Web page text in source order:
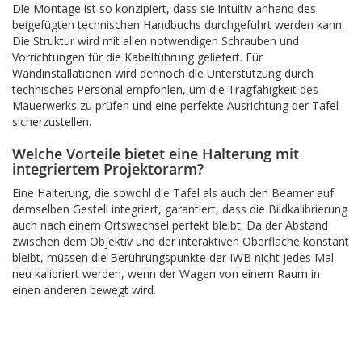
Die Montage ist so konzipiert, dass sie intuitiv anhand des
beigefügten technischen Handbuchs durchgeführt werden kann.
Die Struktur wird mit allen notwendigen Schrauben und
Vorrichtungen für die Kabelführung geliefert. Für
Wandinstallationen wird dennoch die Unterstützung durch
technisches Personal empfohlen, um die Tragfähigkeit des
Mauerwerks zu prüfen und eine perfekte Ausrichtung der Tafel
sicherzustellen.
Welche Vorteile bietet eine Halterung mit
integriertem Projektorarm?
Eine Halterung, die sowohl die Tafel als auch den Beamer auf
demselben Gestell integriert, garantiert, dass die Bildkalibrierung
auch nach einem Ortswechsel perfekt bleibt. Da der Abstand
zwischen dem Objektiv und der interaktiven Oberfläche konstant
bleibt, müssen die Berührungspunkte der IWB nicht jedes Mal
neu kalibriert werden, wenn der Wagen von einem Raum in
einen anderen bewegt wird.